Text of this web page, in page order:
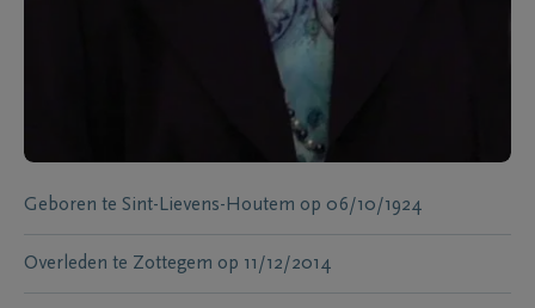
Geboren te Sint-Lievens-Houtem op 06/10/1924
Overleden te Zottegem op 11/12/2014